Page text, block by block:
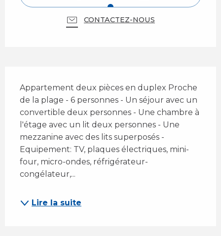
CONTACTEZ-NOUS
Appartement deux pièces en duplex Proche
de la plage - 6 personnes - Un séjour avec un
convertible deux personnes - Une chambre à
l'étage avec un lit deux personnes - Une
mezzanine avec des lits superposés -
Equipement: TV, plaques électriques, mini-
four, micro-ondes, réfrigérateur-
congélateur,...
Lire la suite